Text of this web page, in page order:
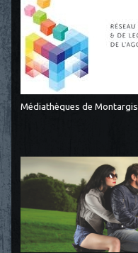
Médiathèques de Montargis